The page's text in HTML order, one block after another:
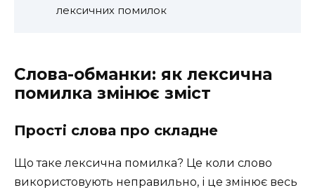
лексичних помилок
Слова-обманки: як лексична
помилка змінює зміст
Прості слова про складне
Що таке лексична помилка? Це коли слово
використовують неправильно, і це змінює весь